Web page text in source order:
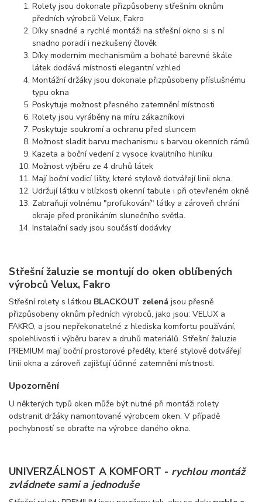
Rolety jsou dokonale přizpůsobeny střešním oknům
předních výrobců Velux, Fakro
Díky snadné a rychlé montáži na střešní okno si s ní
snadno poradí i nezkušený člověk
Díky moderním mechanismům a bohaté barevné škále
látek dodává místnosti elegantní vzhled
Montážní držáky jsou dokonale přizpůsobeny příslušnému
typu okna
Poskytuje možnost přesného zatemnění místnosti
Rolety jsou vyráběny na míru zákazníkovi
Poskytuje soukromí a ochranu před sluncem
Možnost sladit barvu mechanismu s barvou okenních rámů
Kazeta a boční vedení z vysoce kvalitního hliníku
Možnost výběru ze 4 druhů látek
Mají boční vodicí lišty, které stylově dotvářejí linii okna.
Udržují látku v blízkosti okenní tabule i při otevřeném okně
Zabraňují volnému "profukování" látky a zároveň chrání
okraje před pronikáním slunečního světla.
Instalační sady jsou součástí dodávky
Střešní žaluzie se montují do oken oblíbených
výrobců Velux, Fakro
Střešní rolety s látkou BLACKOUT zelená jsou přesně
přizpůsobeny oknům předních výrobců, jako jsou: VELUX a
FAKRO, a jsou nepřekonatelné z hlediska komfortu používání,
spolehlivosti i výběru barev a druhů materiálů. Střešní žaluzie
PREMIUM mají boční prostorové předěly, které stylově dotvářejí
linii okna a zároveň zajišťují účinné zatemnění místnosti.
Upozornění
U některých typů oken může být nutné při montáži rolety
odstranit držáky namontované výrobcem oken. V případě
pochybností se obraťte na výrobce daného okna.
UNIVERZÁLNOST A KOMFORT - rychlou montáž
zvládnete sami a jednoduše